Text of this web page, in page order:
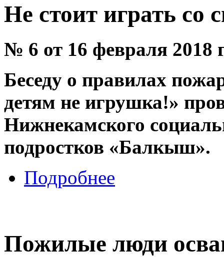
Не стоит играть со
№ 6 от 16 февраля 2018
Беседу о правилах
детям не игрушка!»
Нижнекамского
подростков «Балкыш».
Подробнее
Пожилые люди